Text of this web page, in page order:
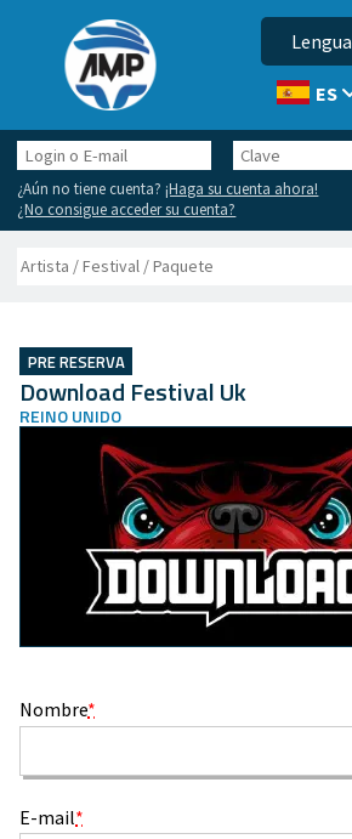
Lengua
ES
Login
o
E-
mail
Clave
¿Aún no tiene cuenta?¡Haga su cuenta ahora!
¿No consigue acceder su cuenta?
Buscar
PRE RESERVA
Download Festival Uk
REINO UNIDO
Nombre*
E-mail*